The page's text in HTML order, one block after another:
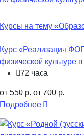
Курсы на тему
Курс «Реализация
физической культуре
72 часа
от 550 р. от 700 р.
Подробнее